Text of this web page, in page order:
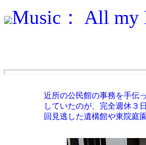
Music： All my